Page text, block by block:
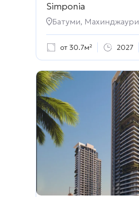
Simponia
Батуми, Махинджаури
от 30.7м² 2027